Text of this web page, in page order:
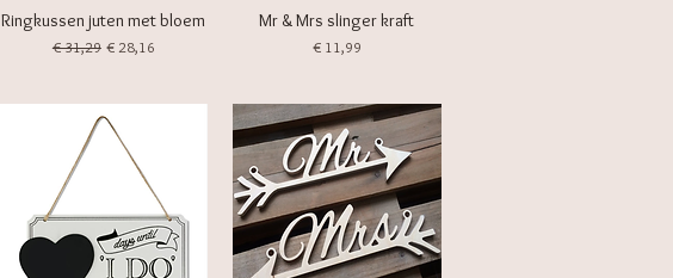
Ringkussen juten met bloem
Normale prijs
€ 31,29 Verkoopprijs
€ 28,16
Mr & Mrs slinger kraft
Prijs
€ 11,99